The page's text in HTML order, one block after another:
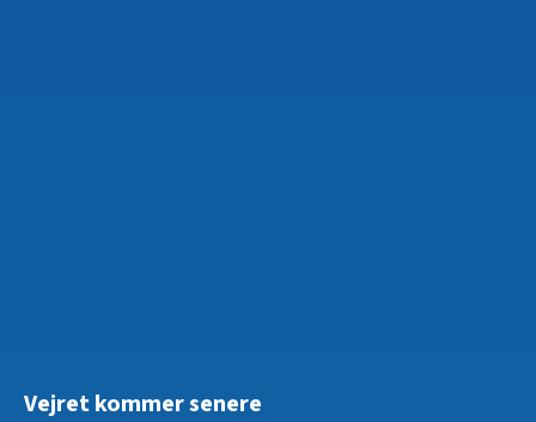
Vejret kommer senere